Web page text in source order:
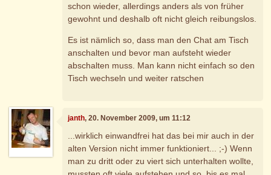
schon wieder, allerdings anders als von früher
gewohnt und deshalb oft nicht gleich reibungslos.
Es ist nämlich so, dass man den Chat am Tisch
anschalten und bevor man aufsteht wieder
abschalten muss. Man kann nicht einfach so den
Tisch wechseln und weiter ratschen
janth, 20. November 2009, um 11:12
...wirklich einwandfrei hat das bei mir auch in der
alten Version nicht immer funktioniert... ;-) Wenn
man zu dritt oder zu viert sich unterhalten wollte,